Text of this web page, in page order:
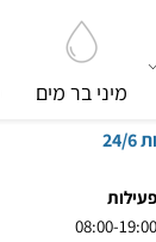
6
מיני בר מים